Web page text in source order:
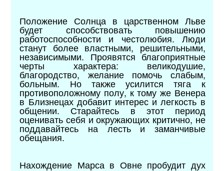
Положение Солнца в царственном Льве
будет способствовать повышению
работоспособности и честолюбия. Люди
станут более властными, решительными,
независимыми. Проявятся благоприятные
черты характера: великодушие,
благородство, желание помочь слабым,
больным. Но также усилится тяга к
противоположному полу, к тому же Венера
в Близнецах добавит интерес и легкость в
общении. Старайтесь в этот период
оценивать себя и окружающих критично, не
поддавайтесь на лесть и заманчивые
обещания.
Нахождение Марса в Овне пробудит дух